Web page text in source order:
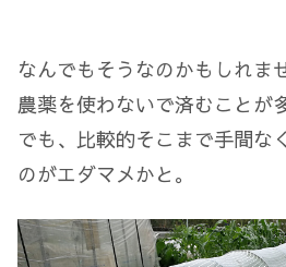
なんでもそうなのかもしれま
農薬を使わないで済むことが
でも、比較的そこまで手間な
のがエダマメかと。